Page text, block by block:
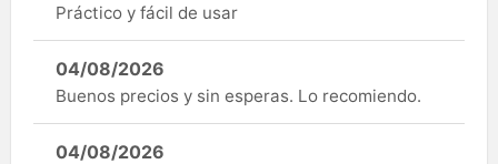
Práctico y fácil de usar
04/08/2026
Buenos precios y sin esperas. Lo recomiendo.
04/08/2026